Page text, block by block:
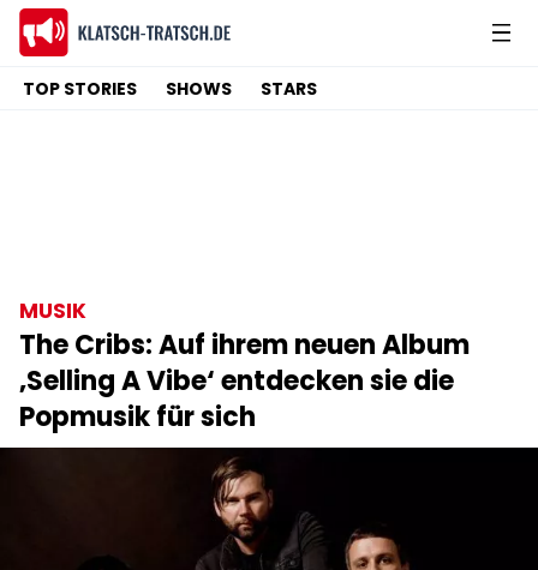
TOP STORIES SHOWS STARS
MUSIK
The Cribs: Auf ihrem neuen Album
‚Selling A Vibe‘ entdecken sie die
Popmusik für sich